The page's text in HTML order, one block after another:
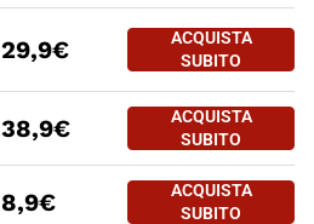
29,9€
ACQUISTA
SUBITO
38,9€
ACQUISTA
SUBITO
TRENI IN PARTENZA DA BARI
8,9€
ACQUISTA
SUBITO